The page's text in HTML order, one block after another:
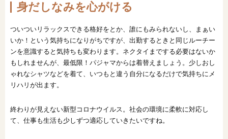
身だしなみを心がける
ついついリラックスできる格好をとか、誰にもみられないし、まぁい
いか！という気持ちになりがちですが、出勤するときと同じルーチー
ンを意識すると気持ちも変わります。ネクタイまでする必要はないか
もしれませんが、最低限！パジャマからは着替えましょう。少しおし
ゃれなシャツなどを着て、いつもと違う自分になるだけで気持ちにメ
リハリが出ます。
終わりが見えない新型コロナウイルス。社会の環境に柔軟に対応し
て、仕事も生活も少しずつ適応していきたいですね。